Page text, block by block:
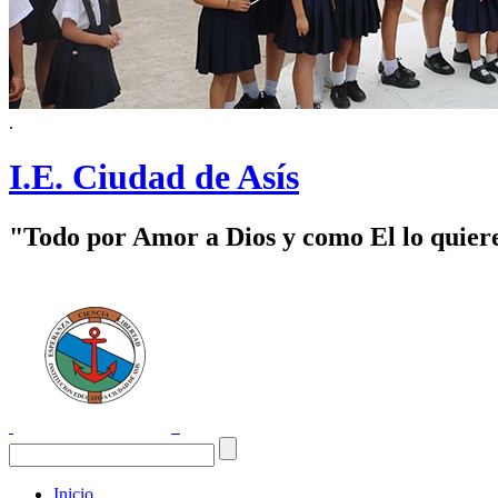
.
I.E. Ciudad de Asís
"Todo por Amor a Dios y como El lo
Inicio